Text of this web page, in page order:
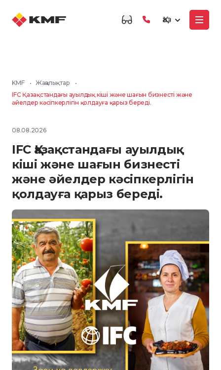
Қаз
KMF • Жаңалықтар
•
IFC Қазақстандағы ауылдық кіші және шағын бизнесті және
әйелдер кәсіпкерлігін қолдауға қарыз береді.
08.08.2026
IFC Қазақстандағы ауылдық
кіші және шағын бизнесті
және әйелдер кәсіпкерлігін
қолдауға қарыз береді.